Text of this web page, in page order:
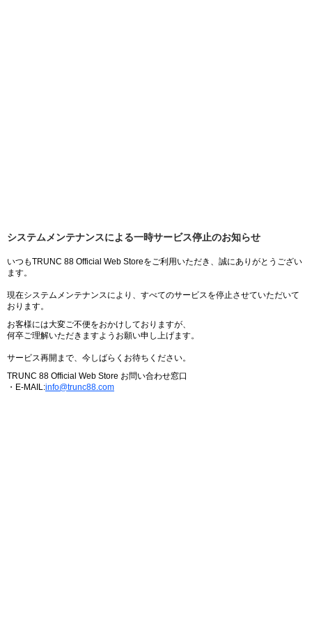
システムメンテナンスによる一時サービス停止のお知らせ
いつもTRUNC 88 Official Web Storeをご利用いただき、誠にありがとうござい
ます。
現在システムメンテナンスにより、すべてのサービスを停止させていただいて
おります。
お客様には大変ご不便をおかけしておりますが、
何卒ご理解いただきますようお願い申し上げます。
サービス再開まで、今しばらくお待ちください。
TRUNC 88 Official Web Store お問い合わせ窓口
・E-MAIL:info@trunc88.com